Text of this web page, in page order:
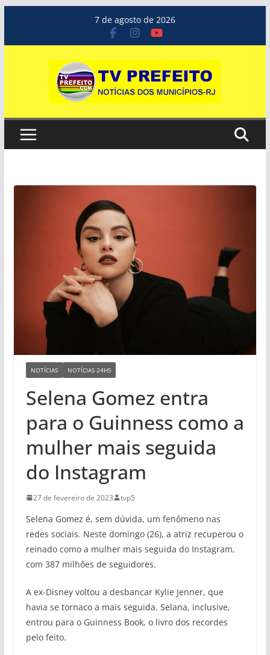
o
7 de agosto de 2026
NOTÍCIAS NOTÍCIAS 24HS
Selena Gomez entra
para o Guinness como a
mulher mais seguida
do Instagram
27 de fevereiro de 2023 tvp5
Selena Gomez é, sem dúvida, um fenômeno nas
redes sociais. Neste domingo (26), a atriz recuperou o
reinado como a mulher mais seguida do Instagram,
com 387 milhões de seguidores.
A ex-Disney voltou a desbancar Kylie Jenner, que
havia se tornaco a mais seguida. Selana, inclusive,
entrou para o Guinness Book, o livro dos recordes
pelo feito.